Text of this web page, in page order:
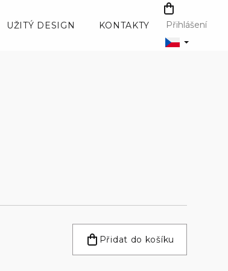
UŽITÝ DESIGN KONTAKTY
NÁKUPNÍ
KOŠÍK
Přihlášení
Přidat do košíku